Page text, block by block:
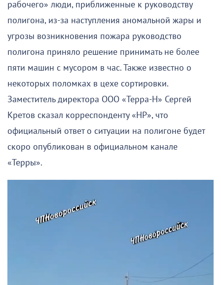
рабочего» люди, приближенные к руководству
полигона, из-за наступления аномальной жары и
угрозы возникновения пожара руководство
полигона приняло решение принимать не более
пяти машин с мусором в час. Также известно о
некоторых поломках в цехе сортировки.
Заместитель директора ООО «Терра-Н» Сергей
Кретов сказал корреспонденту «НР», что
официальный ответ о ситуации на полигоне будет
скоро опубликован в официальном канале
«Терры».